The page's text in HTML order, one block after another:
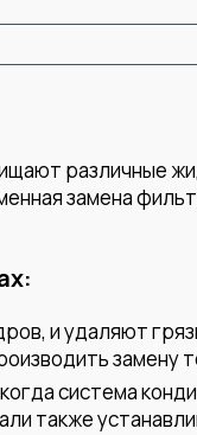
различные
замена
и удаляют
замену
система
также